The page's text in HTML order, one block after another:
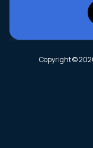
Copyright ©